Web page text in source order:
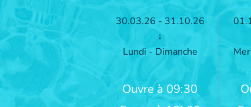
30.03.26 - 31.10.26
↓
Lundi - Dimanche
Ouvre à 09:30